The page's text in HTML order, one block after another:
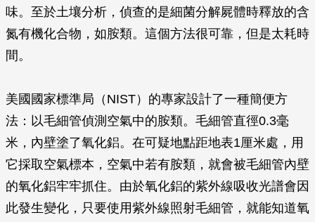
味。至於土壤分析，偵查的是細菌分解屍體時釋放的含
氮有機化合物，如胺類。這個方法很可靠，但是太耗時
間。
美國國家標準局（NIST）的專家設計了一種簡便方
法：以毛細管偵測空氣中的胺類。毛細管直徑0.3毫
米，內壁塗了氧化鋁。在可疑地點距地表1厘米處，用
它採取空氣標本，空氣中若有胺類，就會被毛細管內壁
的氧化鋁牢牢抓住。由於氧化鋁的紫外線吸收光譜會因
此發生變化，只要使用紫外線照射毛細管，就能知道氧